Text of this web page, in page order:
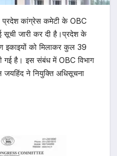
प्रदेश कांग्रेस कमेटी के OBC
सूची जारी कर दी है।प्रदेश के
इकाइयों को मिलाकर कुल 39
गई है। इस संबंध में OBC विभाग
जयहिंद ने नियुक्ति अधिसूचना